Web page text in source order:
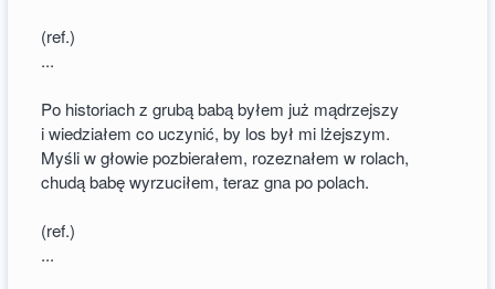
(ref.)
...
Po historiach z grubą babą byłem już mądrzejszy
i wiedziałem co uczynić, by los był mi lżejszym.
Myśli w głowie pozbierałem, rozeznałem w rolach,
chudą babę wyrzuciłem, teraz gna po polach.
(ref.)
...